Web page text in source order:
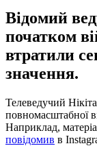
Відомий
початком
втратили
значення.
Телеведучий
повномасштабної
Наприклад,
повідомив в